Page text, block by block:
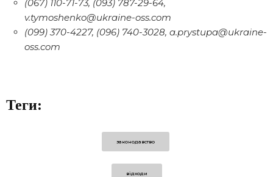
(067) 110-71-73, (093) 787-29-64,
v.tymoshenko@ukraine-oss.com
(099) 370-4227, (096) 740-3028, a.prystupa@ukraine-
oss.com
Теги:
законодавство
відходи